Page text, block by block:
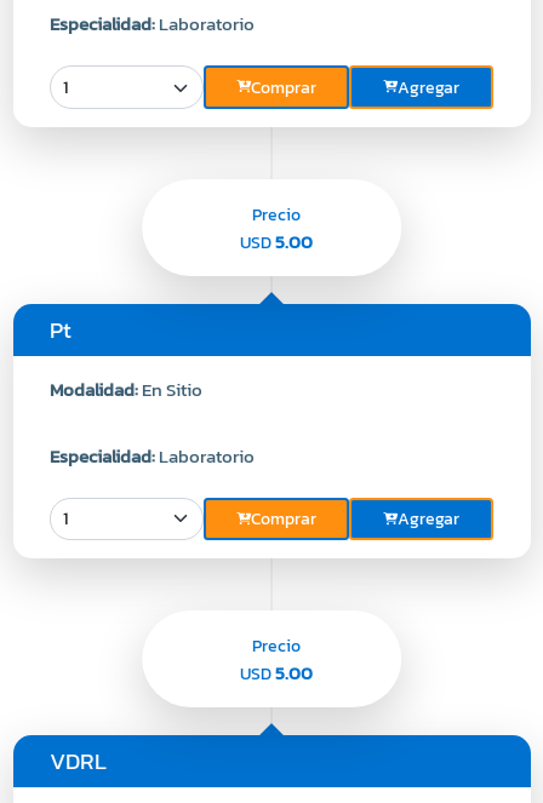
Especialidad:Laboratorio
Comprar Agregar
Pt
Modalidad:En Sitio
Especialidad:Laboratorio
Comprar Agregar
Precio
USD5.00
VDRL
Precio
USD5.00